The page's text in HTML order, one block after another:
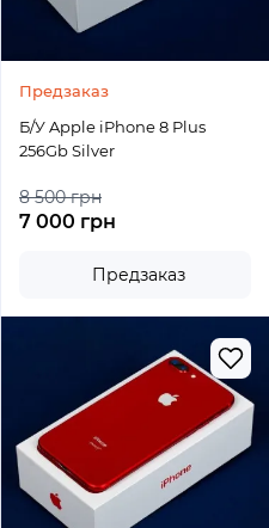
Предзаказ
Б/У Apple iPhone 8 Plus
256Gb Silver
8 500 грн
7 000 грн
Предзаказ